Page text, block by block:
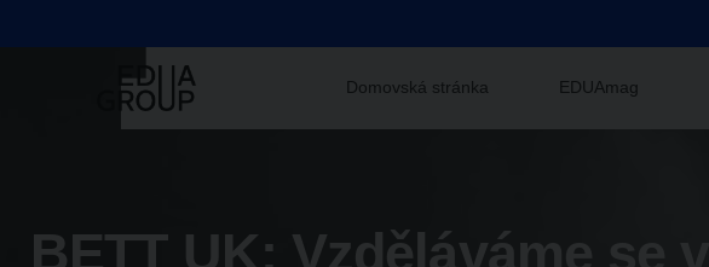
Domovská stránka EDUAmag
BETT UK: Vzděláváme se v